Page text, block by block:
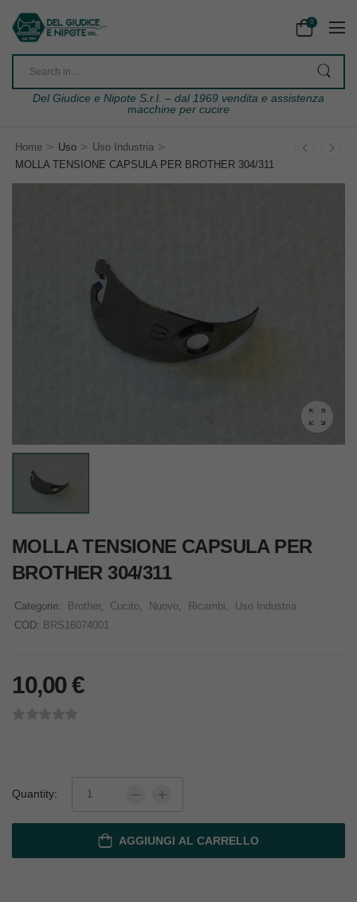
0
Del Giudice e Nipote S.r.l. – dal 1969 vendita e assistenza
macchine per cucire
Home > Uso > Uso Industria >
MOLLA TENSIONE CAPSULA PER BROTHER 304/311
MOLLA TENSIONE CAPSULA PER
BROTHER 304/311
Categorie: Brother, Cucito Nuovo Ricambi
Uso Industria
COD: BRS16074001
10,00€
Quantity:
AGGIUNGI AL CARRELLO